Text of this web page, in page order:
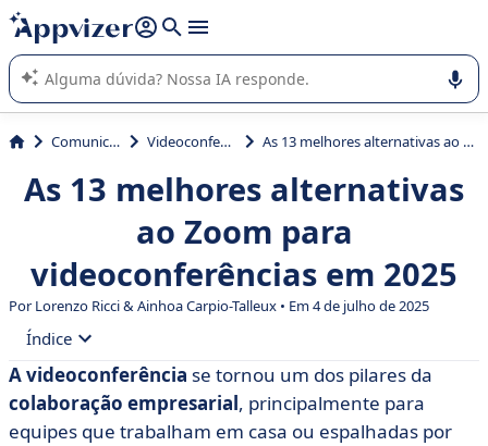
de nossa IA (várias linhas com
A IA do Appvizer o orienta no uso ou na seleção de software
SaaS para sua empresa.
Comunicação Videoconferência As 13 melhores alternativas ao Zoom para videoconferências em 2025
As 13 melhores alternativas
ao Zoom para
videoconferências em 2025
Por Lorenzo Ricci & Ainhoa Carpio-Talleux • Em 4 de julho de 2025
Índice
• Por que o Zoom é uma ferramenta tão importante
para as empresas?
A videoconferência se tornou um dos pilares da
colaboração empresarial, principalmente para
equipes que trabalham em casa ou espalhadas por